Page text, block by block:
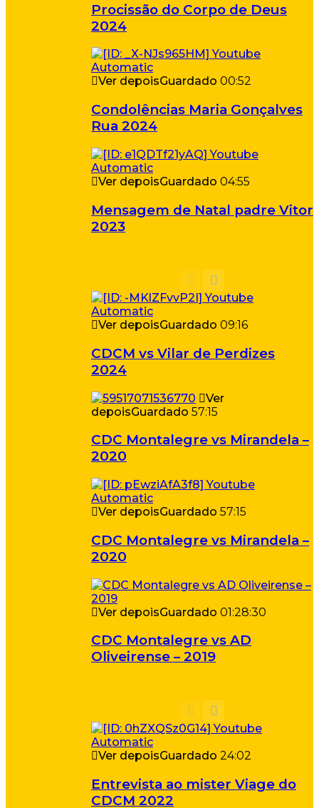
Procissão do Corpo de Deus
2024
Ver depoisGuardado 00:52
Condolências Maria Gonçalves
Rua 2024
Ver depoisGuardado 04:55
Mensagem de Natal padre Vitor
2023
Ver depoisGuardado 09:16
CDCM vs Vilar de Perdizes
2024
Ver
depoisGuardado 57:15
CDC Montalegre vs Mirandela –
2020
Ver depoisGuardado 57:15
CDC Montalegre vs Mirandela –
2020
Ver depoisGuardado 01:28:30
CDC Montalegre vs AD
Oliveirense – 2019
Ver depoisGuardado 24:02
Entrevista ao mister Viage do
CDCM 2022